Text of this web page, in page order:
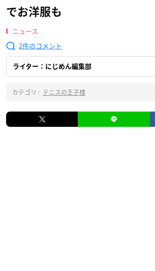
でお洋服も
ニュース
2
ライター：にじめん編集部
カテゴリ : テニスの王子様